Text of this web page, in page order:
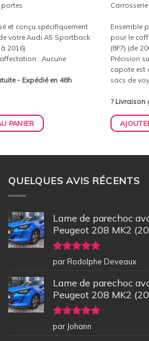
portes
et conçu spécifiquement
votre Audi A5 Sportback
2016)
: Aucune
- Expédié en 48h
PANIER
Ensemble
pour le
(8F7) (de
Précision
capote est
sacs de
? Livraison
QUELQUES AVIS RÉCENTS
Lame de parechoc
Peugeot 208 MK2
Note5sur
5
par Rodolphe Deveaux
Lame de parechoc
Peugeot 208 MK2
Note5sur
5
par Johann